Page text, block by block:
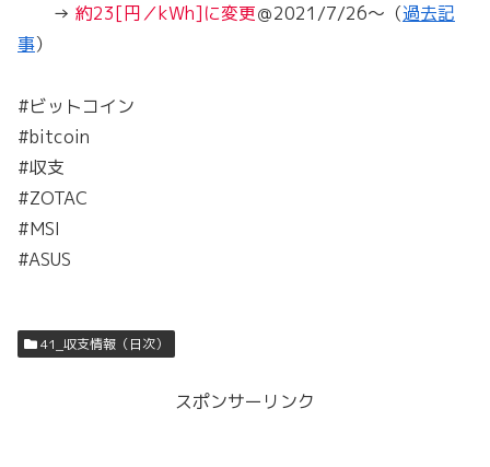
→ 約23[円／kWh]に変更＠2021/7/26～（過去記
事）
#ビットコイン
#bitcoin
#収支
#ZOTAC
#MSI
#ASUS
41_収支情報（日次）
スポンサーリンク